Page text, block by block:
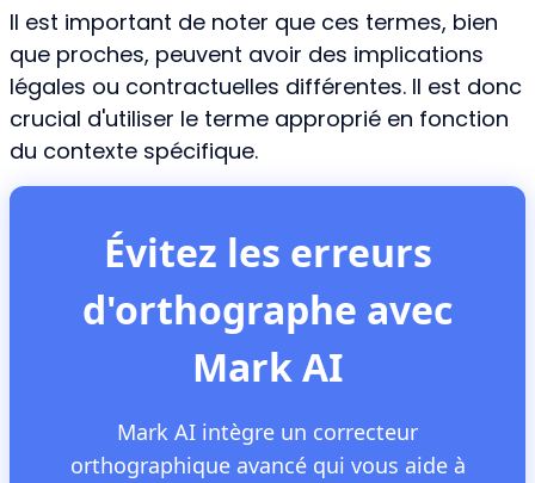
Il est important de noter que ces termes, bien
que proches, peuvent avoir des implications
légales ou contractuelles différentes. Il est donc
crucial d'utiliser le terme approprié en fonction
du contexte spécifique.
Évitez les erreurs
d'orthographe avec
Mark AI
Mark AI intègre un correcteur
orthographique avancé qui vous aide à